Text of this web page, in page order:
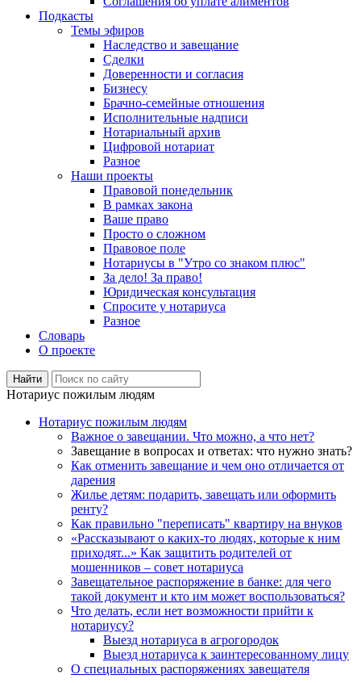
Подкасты
Темы эфиров
Наследство и завещание
Сделки
Доверенности и согласия
Бизнесу
Брачно-семейные отношения
Исполнительные надписи
Нотариальный архив
Цифровой нотариат
Разное
Наши проекты
Правовой понедельник
В рамках закона
Ваше право
Просто о сложном
Правовое поле
Нотариусы в "Утро со знаком плюс"
За дело! За право!
Юридическая консультация
Спросите у нотариуса
Разное
Словарь
О проекте
Нотариус пожилым людям
Нотариус пожилым людям
Важное о завещании. Что можно, а что нет?
Завещание в вопросах и ответах: что нужно знать?
Как отменить завещание и чем оно отличается от
дарения
Жилье детям: подарить, завещать или оформить
ренту?
Как правильно "переписать" квартиру на внуков
«Рассказывают о каких-то людях, которые к ним
приходят...» Как защитить родителей от
мошенников – совет нотариуса
Завещательное распоряжение в банке: для чего
такой документ и кто им может воспользоваться?
Что делать, если нет возможности прийти к
нотариусу?
Выезд нотариуса в агрогородок
Выезд нотариуса к заинтересованному лицу
О специальных распоряжениях завещателя